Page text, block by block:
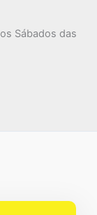
Sábados das